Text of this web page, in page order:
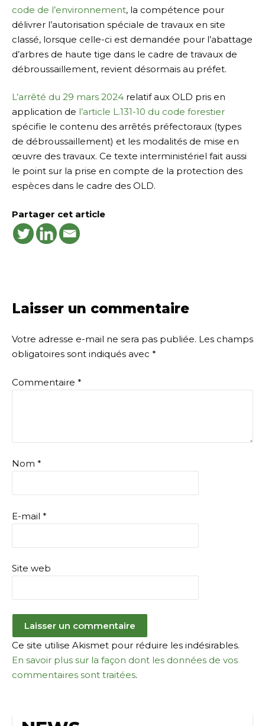
code de l’environnement, la compétence pour
délivrer l’autorisation spéciale de travaux en site
classé, lorsque celle-ci est demandée pour l’abattage
d’arbres de haute tige dans le cadre de travaux de
débroussaillement, revient désormais au préfet.
L’arrêté du 29 mars 2024 relatif aux OLD pris en
application de l’article L.131-10 du code forestier
spécifie le contenu des arrêtés préfectoraux (types
de débroussaillement) et les modalités de mise en
œuvre des travaux. Ce texte interministériel fait aussi
le point sur la prise en compte de la protection des
espèces dans le cadre des OLD.
Partager cet article
Laisser un commentaire
Votre adresse e-mail ne sera pas publiée. Les champs
obligatoires sont indiqués avec *
Commentaire *
Nom *
E-mail *
Site web
Ce site utilise Akismet pour réduire les indésirables.
En savoir plus sur la façon dont les données de vos
commentaires sont traitées.